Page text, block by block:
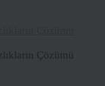
Çözümü